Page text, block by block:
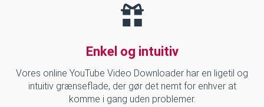
Enkel og intuitiv
Vores online YouTube Video Downloader har en ligetil og
intuitiv grænseflade, der gør det nemt for enhver at
komme i gang uden problemer.